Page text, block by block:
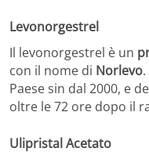
Levonorgestrel
Il levonorgestrel è un
con il nome di Norlevo
Paese sin dal 2000, e
oltre le 72 ore dopo il
Ulipristal Acetato